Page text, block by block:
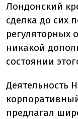
Лондонский
сделка до сих
регуляторных
никакой
состоянии
Деятельность
предлагал